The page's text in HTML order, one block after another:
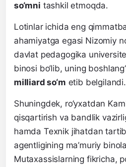
so‘mni tashkil etmoqda.
Lotinlar ichida eng
ahamiyatga egasi Nizomiy
davlat pedagogika
binosi bo‘lib, uning
milliard so‘m etib belgilandi.
Shuningdek, ro‘yxatdan
qisqartirish va bandlik
hamda Texnik jihatdan
agentligining ma’muriy
Mutaxassislarning fikricha,